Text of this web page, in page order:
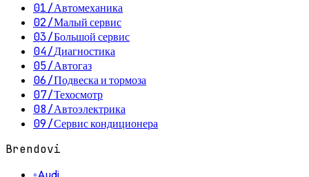
01/Автомеханика
02/Малый сервис
03/Большой сервис
04/Диагностика
05/Автогаз
06/Подвеска и тормоза
07/Техосмотр
08/Автоэлектрика
09/Сервис кондиционера
Brendovi
Audi